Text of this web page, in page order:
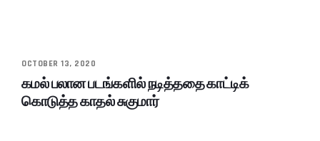
OCTOBER 13, 2020
கமல் பலான படங்களில் நடித்ததை காட்டிக்
கொடுத்த காதல் சுகுமார்